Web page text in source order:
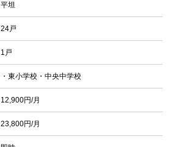
平坦
24戸
1戸
・東小学校・中央中学校
12,900円/月
23,800円/月